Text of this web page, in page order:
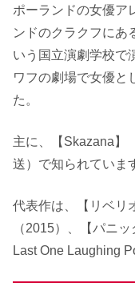
ポーランドの女優ア
ンドのクラクフにあ
いう国立演劇学校で
ワフの劇場で女優と
た。
主に、【Skazana】
送）で知られていま
代表作は、【リベリ
（2015）、【パニ
Last One Laughing